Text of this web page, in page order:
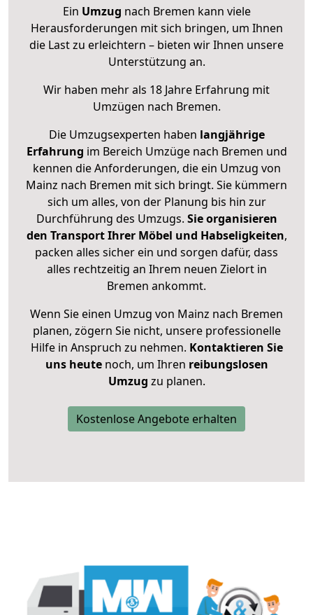
Ein Umzug nach Bremen kann viele
Herausforderungen mit sich bringen, um Ihnen
die Last zu erleichtern – bieten wir Ihnen unsere
Unterstützung an.
Wir haben mehr als 18 Jahre Erfahrung mit
Umzügen nach Bremen.
Die Umzugsexperten haben langjährige
Erfahrung im Bereich Umzüge nach Bremen und
kennen die Anforderungen, die ein Umzug von
Mainz nach Bremen mit sich bringt. Sie kümmern
sich um alles, von der Planung bis hin zur
Durchführung des Umzugs. Sie organisieren
den Transport Ihrer Möbel und Habseligkeiten,
packen alles sicher ein und sorgen dafür, dass
alles rechtzeitig an Ihrem neuen Zielort in
Bremen ankommt.
Wenn Sie einen Umzug von Mainz nach Bremen
planen, zögern Sie nicht, unsere professionelle
Hilfe in Anspruch zu nehmen. Kontaktieren Sie
uns heutenoch, um Ihren reibungslosen
Umzug zu planen.
Kostenlose Angebote erhalten